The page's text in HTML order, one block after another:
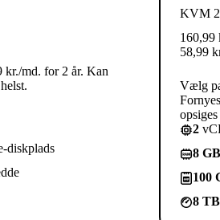
kr./md. for 2 år. Kan
diskplads
KVM 2
160,99
58,99
Vælg
2
8 GB
100
8 TB